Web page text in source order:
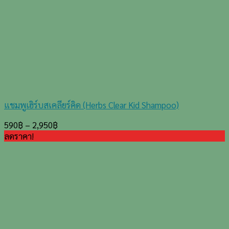
แชมพูเฮิร์บสเคลียร์คิด (Herbs Clear Kid Shampoo)
590฿ – 2,950฿
ลดราคา!